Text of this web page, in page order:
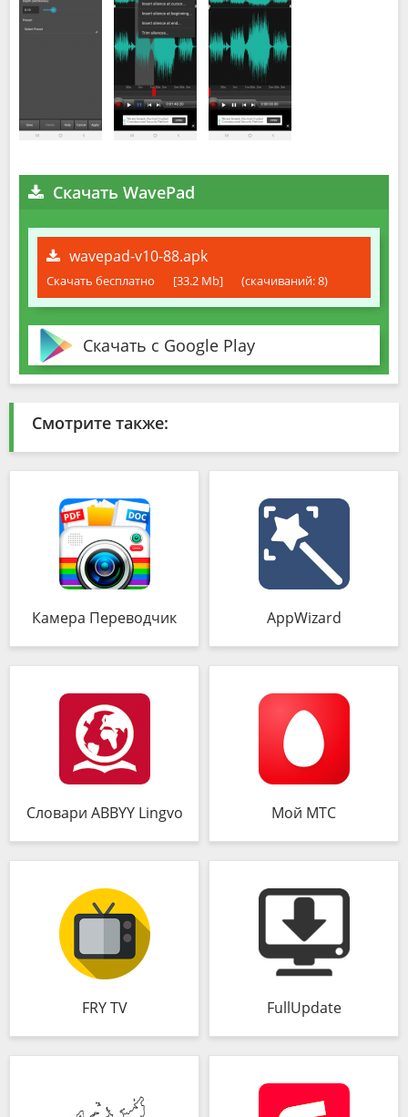
Скачать WavePad
wavepad-v10-88.apk
Скачать бесплатно [33.2 Mb] (cкачиваний: 8)
Скачать с Google Play
Смотрите также:
Камера Переводчик AppWizard
Словари ABBYY Lingvo Мой МТС
FRY TV FullUpdate